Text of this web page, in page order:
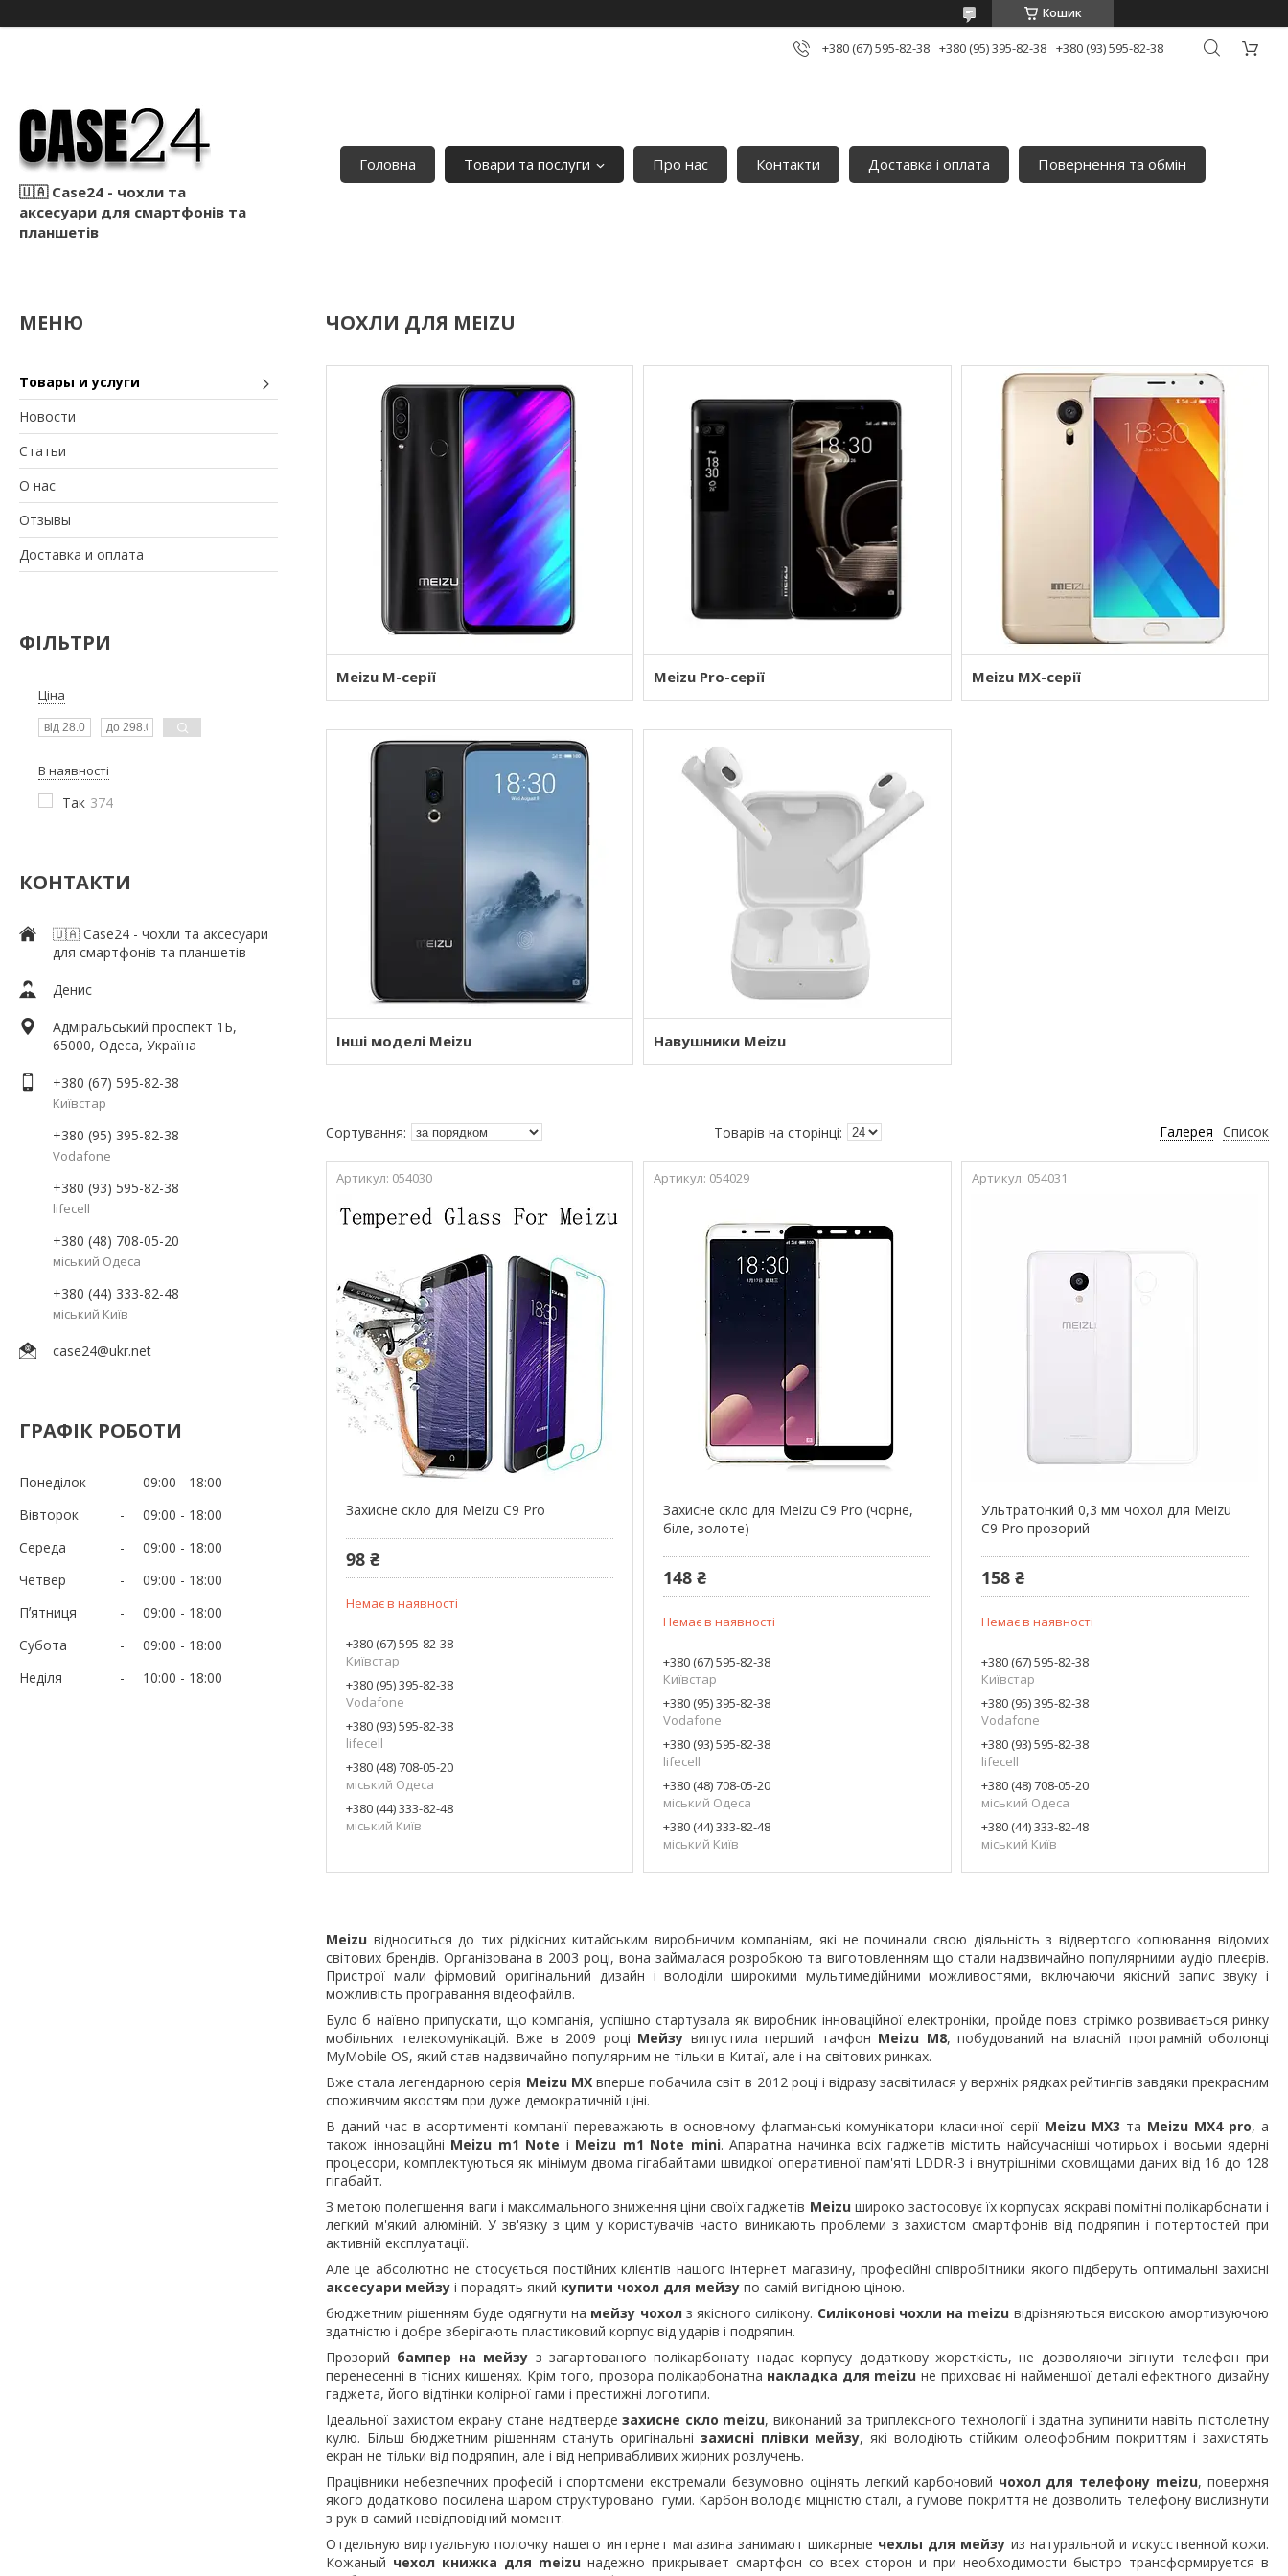
Кошик
+380 (67) 595-82-38 +380 (95) 395-82-38 +380 (93) 595-82-38
🇺🇦 Case24 - чохли та
аксесуари для смартфонів та
планшетів
Головна Товари та послуги Про нас Контакти Доставка і оплата Повернення та обмін
Товары и услуги
Новости
Статьи
О нас
Отзывы
Доставка и оплата
ФІЛЬТРИ
Ціна
В наявності
Так 374
КОНТАКТИ
🇺🇦 Case24 - чохли та аксесуари
для смартфонів та планшетів
Денис
Адміральський проспект 1Б,
65000, Одеса, Україна
+380 (67) 595-82-38
Київстар
+380 (95) 395-82-38
Vodafone
+380 (93) 595-82-38
lifecell
+380 (48) 708-05-20
міський Одеса
+380 (44) 333-82-48
міський Київ
case24@ukr.net
ГРАФІК РОБОТИ
Понеділок 09:00
18:00
Вівторок
09:00
18:00
Середа
09:00
18:00
Четвер
09:00
18:00
Пʼятниця
09:00
18:00
Субота
09:00
18:00
Неділя
10:00 18:00
ЧОХЛИ ДЛЯ MEIZU
Meizu M-серії Meizu Pro-серії Meizu MX-серії
Інші моделі Meizu Навушники Meizu
Галерея Список
054030
Захисне скло для Meizu C9 Pro
98 ₴
Немає в наявності
+380 (67) 595-82-38
Київстар
+380 (95) 395-82-38
Vodafone
+380 (93) 595-82-38
lifecell
+380 (48) 708-05-20
міський Одеса
+380 (44) 333-82-48
міський Київ
054029
Захисне скло для Meizu C9 Pro (чорне,
біле, золоте)
148 ₴
Немає в наявності
+380 (67) 595-82-38
Київстар
+380 (95) 395-82-38
Vodafone
+380 (93) 595-82-38
lifecell
+380 (48) 708-05-20
міський Одеса
+380 (44) 333-82-48
міський Київ
054031
Ультратонкий 0,3 мм чохол для Meizu
C9 Pro прозорий
158 ₴
Немає в наявності
+380 (67) 595-82-38
Київстар
+380 (95) 395-82-38
Vodafone
+380 (93) 595-82-38
lifecell
+380 (48) 708-05-20
міський Одеса
+380 (44) 333-82-48
міський Київ
Meizu відноситься до тих рідкісних китайським виробничим компаніям, які не починали свою діяльність з відвертого копіювання відомих
світових брендів. Організована в 2003 році, вона займалася розробкою та виготовленням що стали надзвичайно популярними аудіо плеєрів.
Пристрої мали фірмовий оригінальний дизайн і володіли широкими мультимедійними можливостями, включаючи якісний запис звуку і
можливість програвання відеофайлів.
Було б наївно припускати, що компанія, успішно стартувала як виробник інноваційної електроніки, пройде повз стрімко розвивається ринку
мобільних телекомунікацій. Вже в 2009 році Мейзу випустила перший тачфон Meizu M8, побудований на власній програмній оболонці
MyMobile OS, який став надзвичайно популярним не тільки в Китаї, але і на світових ринках.
Вже стала легендарною серія Meizu MXвперше побачила світ в 2012 році і відразу засвітилася у верхніх рядках рейтингів завдяки прекрасним
споживчим якостям при дуже демократичній ціні.
В даний час в асортименті компанії переважають в основному флагманські комунікатори класичної серії Meizu MX3 та Meizu MX4 pro, а
також інноваційні Meizu m1 Note і Meizu m1 Note mini. Апаратна начинка всіх гаджетів містить найсучасніші чотирьох і восьми ядерні
процесори, комплектуються як мінімум двома гігабайтами швидкої оперативної пам'яті LDDR-3 і внутрішніми сховищами даних від 16 до 128
гігабайт.
З метою полегшення ваги і максимального зниження ціни своїх гаджетів Meizu широко застосовує їх корпусах яскраві помітні полікарбонати і
легкий м'який алюміній. У зв'язку з цим у користувачів часто виникають проблеми з захистом смартфонів від подряпин і потертостей при
активній експлуатації.
Але це абсолютно не стосується постійних клієнтів нашого інтернет магазину, професійні співробітники якого підберуть оптимальні захисні
аксесуари мейзу і порадять який купити чохол для мейзу по самій вигідною ціною.
бюджетним рішенням буде одягнути на мейзу чохолз якісного силікону. Силіконові чохли на meizu відрізняються високою амортизуючою
здатністю і добре зберігають пластиковий корпус від ударів і подряпин.
Прозорий бампер на мейзу з загартованого полікарбонату надає корпусу додаткову жорсткість, не дозволяючи зігнути телефон при
перенесенні в тісних кишенях. Крім того, прозора полікарбонатна накладка для meizu не приховає ні найменшої деталі ефектного дизайну
гаджета, його відтінки колірної гами і престижні логотипи.
Ідеальної захистом екрану стане надтвердезахисне скло meizu, виконаний за триплексного технології і здатна зупинити навіть пістолетну
кулю. Більш бюджетним рішенням стануть оригінальні захисні плівки мейзу, які володіють стійким олеофобним покриттям і захистять
екран не тільки від подряпин, але і від непривабливих жирних розлучень.
Працівники небезпечних професій і спортсмени екстремали безумовно оцінять легкий карбоновий чохол для телефону meizu, поверхня
якого додатково посилена шаром структурованої гуми. Карбон володіє міцністю сталі, а гумове покриття не дозволить телефону вислизнути
з рук в самий невідповідний момент.
Отдельную виртуальную полочку нашего интернет магазина занимают шикарные чехлы для мейзу из натуральной и искусственной кожи.
Кожаный чехол книжка для meizuнадежно прикрывает смартфон со всех сторон и при необходимости быстро трансформируется в